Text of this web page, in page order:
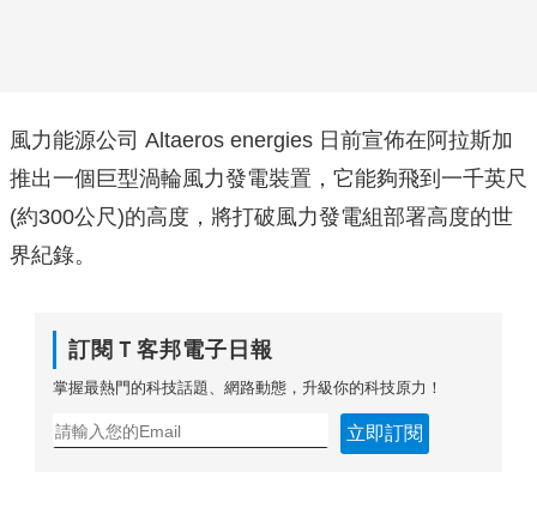
風力能源公司 Altaeros energies 日前宣佈在阿拉斯加
推出一個巨型渦輪風力發電裝置，它能夠飛到一千英尺
(約300公尺)的高度，將打破風力發電組部署高度的世
界紀錄。
訂閱Ｔ客邦電子日報
掌握最熱門的科技話題、網路動態，升級你的科技原力！
立即訂閱